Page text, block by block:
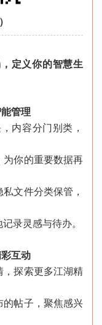
定义你的智慧生
管理
内容分门别类，
为你的重要数据再
文件分类保管，
录灵感与待办。
互动
，探索更多江湖精
的帖子，聚焦感兴